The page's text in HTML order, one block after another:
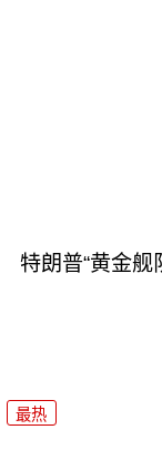
特朗普“黄金
最热